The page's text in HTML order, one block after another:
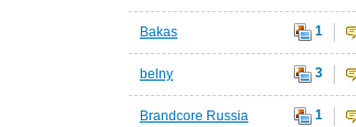
Bakas 1
belny 3
Brandcore Russia 1